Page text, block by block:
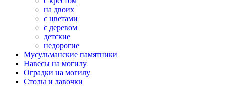
на двоих
с цветами
с деревом
детские
недорогие
Мусульманские памятники
Навесы на могилу
Оградки на могилу
Столы и лавочки